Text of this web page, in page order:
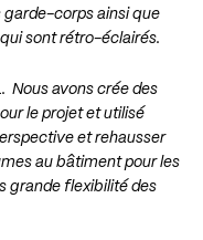
garde-corps ainsi que
sont rétro-éclairés.
Nous avons crée des
le projet et utilisé
et rehausser
au bâtiment pour les
grande flexibilité des